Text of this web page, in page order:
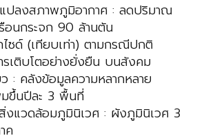
ปลงสภาพภูมิอากาศ : ลดปริมาณ
อนกระจก 90 ล้านตัน
ซด์ (เทียบเท่า) ตามกรณีปกติ
รเติบโตอย่างยั่งยืน บนสังคม
: คลังข้อมูลความหลากหลาย
ขึ้นปีละ 3 พื้นที่
งแวดล้อมภูมินิเวศ : ผังภูมินิเวศ 3
ค